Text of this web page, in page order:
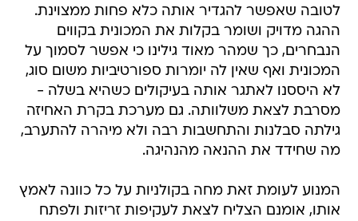
לטובה שאפשר להגדיר אותה כלא פחות ממצוינת.
ההגה מדויק ושומר בקלות את המכונית בקווים
הנבחרים, כך שמהר מאוד גילינו כי אפשר לסמוך על
המכונית ואף שאין לה יומרות ספורטיביות משום סוג,
לא היססנו לאתגר אותה בעיקולים כשהיא בשלה -
מסרבת לצאת משלוותה. גם מערכת בקרת האחיזה
גילתה סבלנות והתחשבות רבה ולא מיהרה להתערב,
מה שחידד את ההנאה מהנהיגה.
המנוע לעומת זאת מחה בקולניות על כל כוונה לאמץ
אותו, אומנם הצליח לצאת לעקיפות זריזות ולפתח